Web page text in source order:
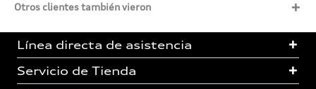
Otros clientes también vieron
Línea directa de asistencia
Servicio de Tienda